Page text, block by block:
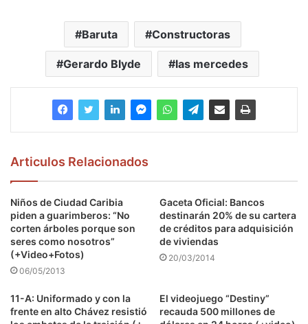
Baruta Constructoras
Gerardo Blyde las mercedes
Articulos Relacionados
Niños de Ciudad Caribia
piden a guarimberos: “No
corten árboles porque son
seres como nosotros”
(+Video+Fotos)
06/05/2013
Gaceta Oficial: Bancos
destinarán 20% de su cartera
de créditos para adquisición
de viviendas
20/03/2014
11-A: Uniformado y con la
frente en alto Chávez resistió
El videojuego “Destiny”
recauda 500 millones de